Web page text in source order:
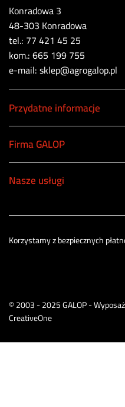
Konradowa 3
48-303 Konradowa
tel.: 77 421 45 25
kom.: 665 199 755
e-mail: sklep@agrogalop.pl
Przydatne informacje
Firma GALOP
Nasze usługi
© 2003 - 2025 GALOP -
CreativeOne
Korzystamy z bezpiecznych